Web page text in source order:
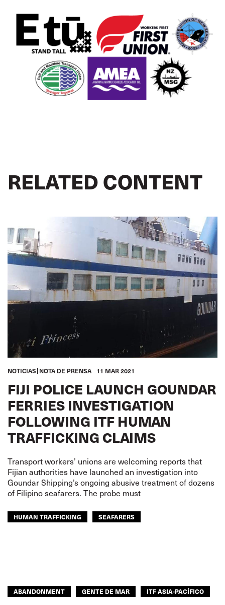
RELATED CONTENT
NOTICIAS NOTA DE PRENSA 11 MAR 2021
FIJI POLICE LAUNCH GOUNDAR
FERRIES INVESTIGATION
FOLLOWING ITF HUMAN
TRAFFICKING CLAIMS
Transport workers’ unions are welcoming reports that
Fijian authorities have launched an investigation into
Goundar Shipping’s ongoing abusive treatment of dozens
of Filipino seafarers. The probe must
HUMAN TRAFFICKING
SEAFARERS
ABANDONMENT GENTE DE MAR ITF ASIA-PACÍFICO